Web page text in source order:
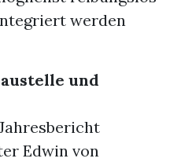
werden
und
Edwin von